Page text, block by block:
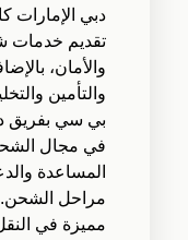
دبي الإمارات
تقديم خدمات
والأمان،
والتأمين
بي سي بفريق
في مجال
المساعدة
مراحل الشحن.
مميزة في